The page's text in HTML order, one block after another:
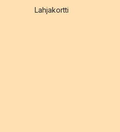
Lahjakortti